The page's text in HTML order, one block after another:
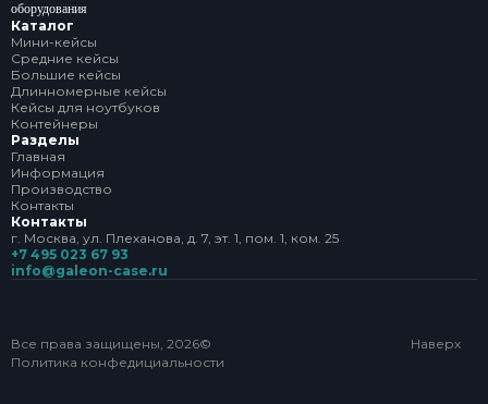
оборудования
Каталог
Мини-кейсы
Средние кейсы
Большие кейсы
Длинномерные кейсы
Кейсы для ноутбуков
Контейнеры
Разделы
Главная
Информация
Производство
Контакты
Контакты
г. Москва, ул. Плеханова, д. 7, эт. 1, пом. 1, ком. 25
+7 495 023 67 93
info@galeon-case.ru
Все права защищены, 2026©
Политика конфедициальности
Наверх